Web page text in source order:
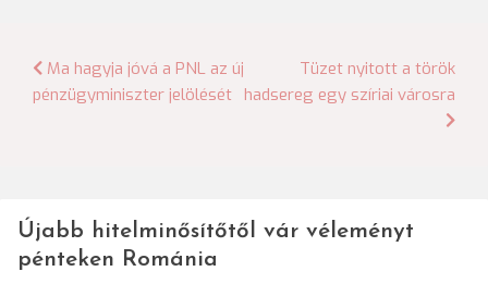
Bejegyzés
navigáció
Ma hagyja jóvá a PNL az új
pénzügyminiszter jelölését
Tüzet nyitott a török
hadsereg egy szíriai városra
Újabb hitelminősítőtől vár véleményt
pénteken Románia